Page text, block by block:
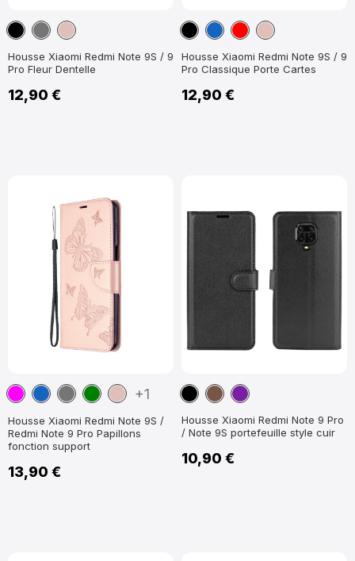
NoirGrisOr
Housse Xiaomi Redmi Note 9S / 9
Pro Fleur Dentelle
12,90 €
NoirBleuRouge
Or
Housse Xiaomi Redmi Note 9S / 9
Pro Classique Porte Cartes
12,90 €
Magenta
BleuGrisVertOr
+1
Housse Xiaomi Redmi Note 9S /
Redmi Note 9 Pro Papillons
fonction support
13,90 €
NoirMarron
Violet
Housse Xiaomi Redmi Note 9 Pro
/ Note 9S portefeuille style cuir
10,90 €